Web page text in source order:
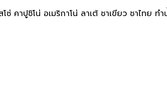
คาปูชิโน่ อเมริกาโน่ ลาเต้ ชาเขียว ชาไทย ท